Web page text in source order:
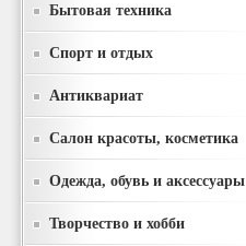
Бытовая техника
Спорт и отдых
Антиквариат
Салон красоты, косметика
Одежда, обувь и аксессуары
Творчество и хобби